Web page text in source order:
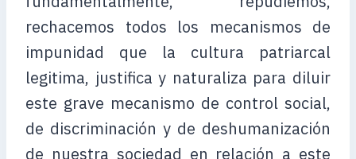
rechacemos todos los mecanismos de
impunidad que la cultura patriarcal
legitima, justifica y naturaliza para diluir
este grave mecanismo de control social,
de discriminación y de deshumanización
de nuestra sociedad en relación a este